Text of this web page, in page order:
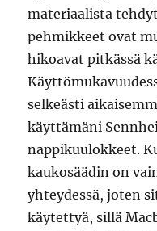
materiaalista
pehmikkeet ovat
hikoavat pitkässä
selkeästi
käyttämäni
nappikuulokkeet.
kaukosäädin on
yhteydessä, joten
käytettyä, sillä